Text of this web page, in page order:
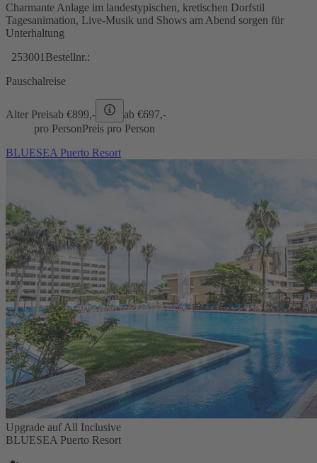
Charmante Anlage im landestypischen, kretischen Dorfstil
Tagesanimation, Live-Musik und Shows am Abend sorgen für
Unterhaltung
253001 Bestellnr.:
Pauschalreise
Alter Preisab €899,- ab €697,-
pro PersonPreis pro Person
BLUESEA Puerto Resort
Upgrade auf All Inclusive
BLUESEA Puerto Resort